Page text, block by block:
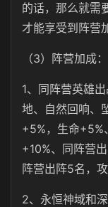
的话，那么就需
才能享受到阵营
（3）阵营加成：
1、同阵营英雄
地、自然回响、
+5%，生命+5%
+10%、同阵营
阵营出阵5名，
2、永恒神域和